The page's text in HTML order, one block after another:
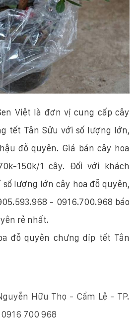
Việt là đơn vị cung cấp cây
tết Tân Sửu với số lượng lớn,
đỗ quyên. Giá bán cây hoa
150k/1 cây. Đối với khách
lượng lớn cây hoa đỗ quyên,
- 0916.700.968 báo
rẻ nhất.
đỗ quyên chưng dịp tết Tân
Hữu Thọ - Cẩm Lệ - TP.
700 968